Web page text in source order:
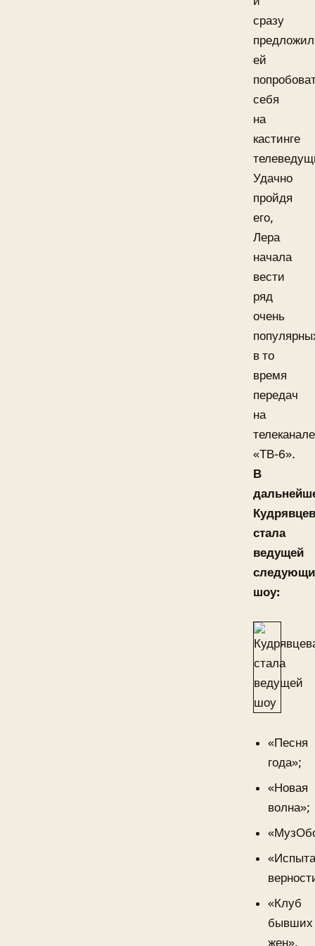
сразу
предложил
ей
себя
на
кастинге
Удачно
пройдя
его,
Лера
начала
вести
ряд
очень
в то
время
передач
на
телеканале
«ТВ-6».
В
стала
ведущей
шоу:
«Песня
года»;
«Новая
волна»;
«Клуб
бывших
жен».